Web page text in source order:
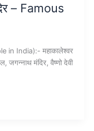
– Famous
in India):- महाकालेश्वर
जगन्नाथ मंदिर, वैष्णो देवी